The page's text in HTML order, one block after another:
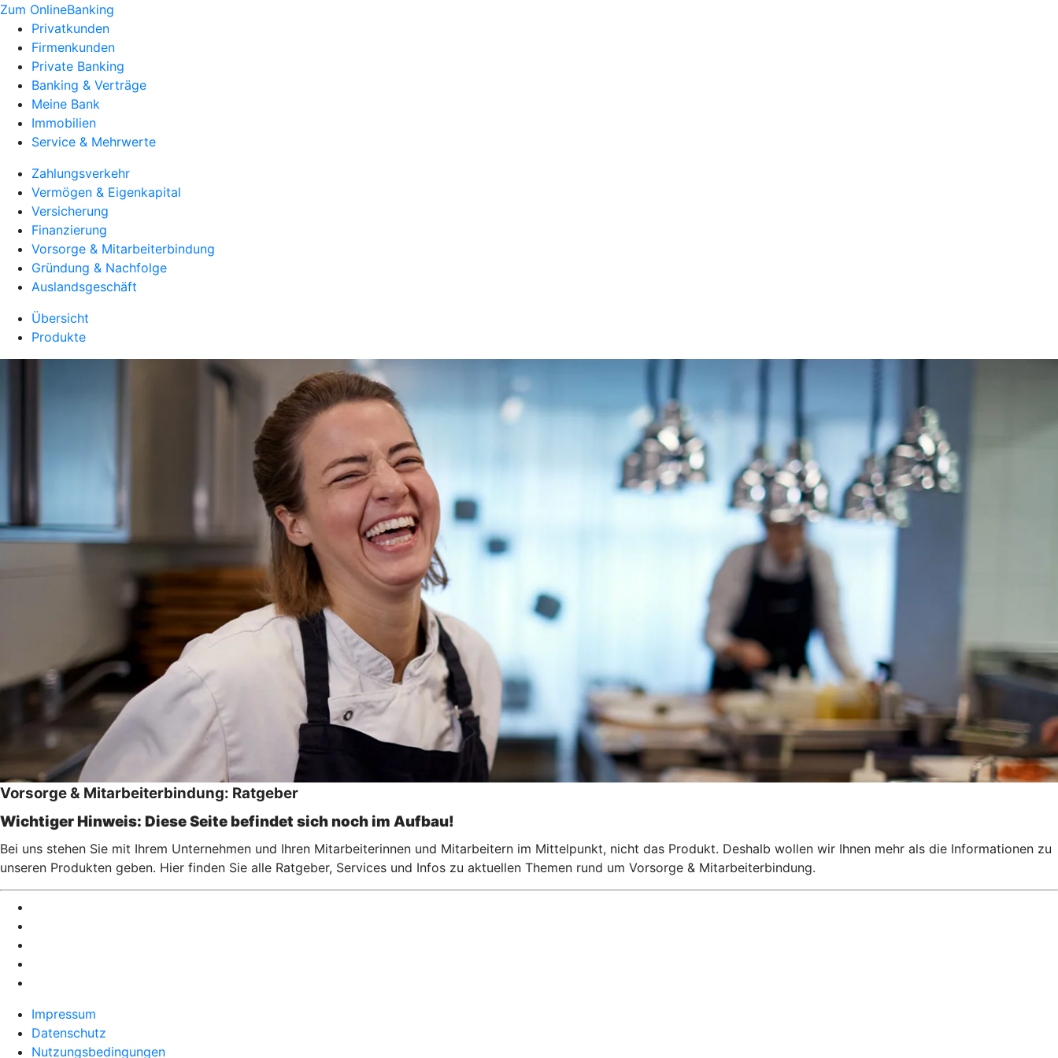
Zum OnlineBanking
Privatkunden
Firmenkunden
Private Banking
Banking & Verträge
Meine Bank
Immobilien
Service & Mehrwerte
Zahlungsverkehr
Vermögen & Eigenkapital
Versicherung
Finanzierung
Vorsorge & Mitarbeiterbindung
Gründung & Nachfolge
Auslandsgeschäft
Übersicht
Produkte
Vorsorge & Mitarbeiterbindung: Ratgeber
Wichtiger Hinweis: Diese Seite befindet sich noch im Aufbau!
Bei uns stehen Sie mit Ihrem Unternehmen und Ihren Mitarbeiterinnen und Mitarbeitern im Mittelpunkt, nicht das Produkt. Deshalb wollen wir Ihnen mehr als die Informationen zu
unseren Produkten geben. Hier finden Sie alle Ratgeber, Services und Infos zu aktuellen Themen rund um Vorsorge & Mitarbeiterbindung.
Impressum
Datenschutz
Nutzungsbedingungen